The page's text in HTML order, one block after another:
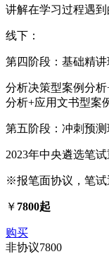
讲解在学习过程遇
线下：
第四阶段：基础精讲
分析决策型案例分
分析+应用文书型案
第五阶段：冲刺预测
2023年中央遴选笔
※报笔面协议，笔试
￥ 7800起
购买
非协议7800